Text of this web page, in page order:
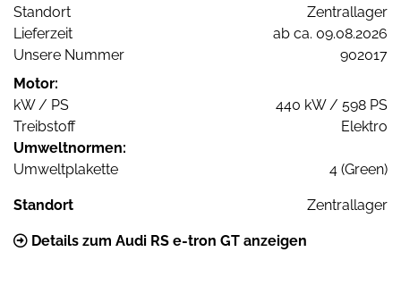
Standort
Zentrallager
Lieferzeit
ab ca. 09.08.2026
Unsere Nummer
902017
Motor:
kW / PS
440 kW / 598 PS
Treibstoff
Elektro
Umweltnormen:
Umweltplakette
4 (Green)
Standort Zentrallager
Details zum Audi RS e-tron GT anzeigen